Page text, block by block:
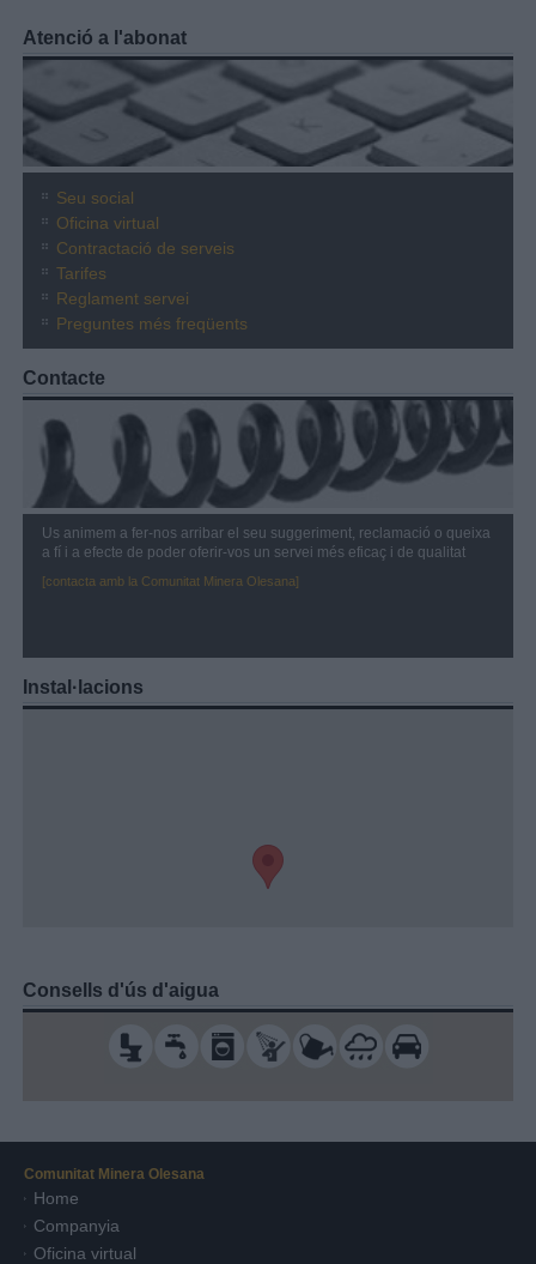
Atenció a l'abonat
Seu social
Oficina virtual
Contractació de serveis
Tarifes
Reglament servei
Preguntes més freqüents
Contacte
Us animem a fer-nos arribar el seu suggeriment, reclamació o queixa
a fí i a efecte de poder oferir-vos un servei més eficaç i de qualitat
[contacta amb la Comunitat Minera Olesana]
Instal·lacions
Consells d'ús d'aigua
Comunitat Minera Olesana
Home
Companyia
Oficina virtual